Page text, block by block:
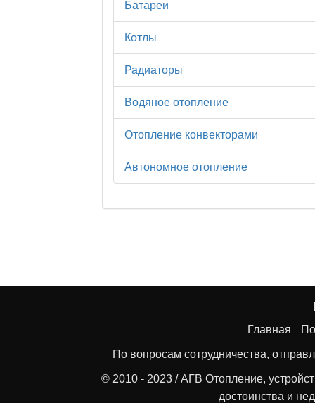
Батареи
Котлы
Радиаторы
Водяное отопление
Отопление конвекторами
Автономное отопление
Главная
По вопросам сотрудничества,
© 2010 - 2023 / АГВ Отопление,
достоинства и